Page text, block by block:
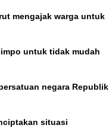
mengajak warga untuk
untuk tidak mudah
negara Republik
situasi